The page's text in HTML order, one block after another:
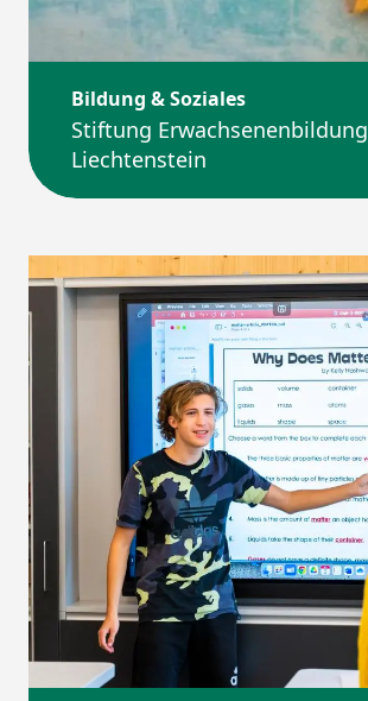
Bildung & Soziales
Stiftung Erwachsenenbildung
Liechtenstein